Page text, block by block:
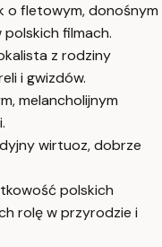
o fletowym, donośnym
filmach.
z rodziny
i gwizdów.
melancholijnym
wirtuoz, dobrze
polskich
rolę w przyrodzie i